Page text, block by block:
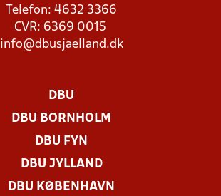
Telefon: 4632 3366
CVR: 6369 0015
info@dbusjaelland.dk
DBU
DBU BORNHOLM
DBU FYN
DBU JYLLAND
DBU KØBENHAVN